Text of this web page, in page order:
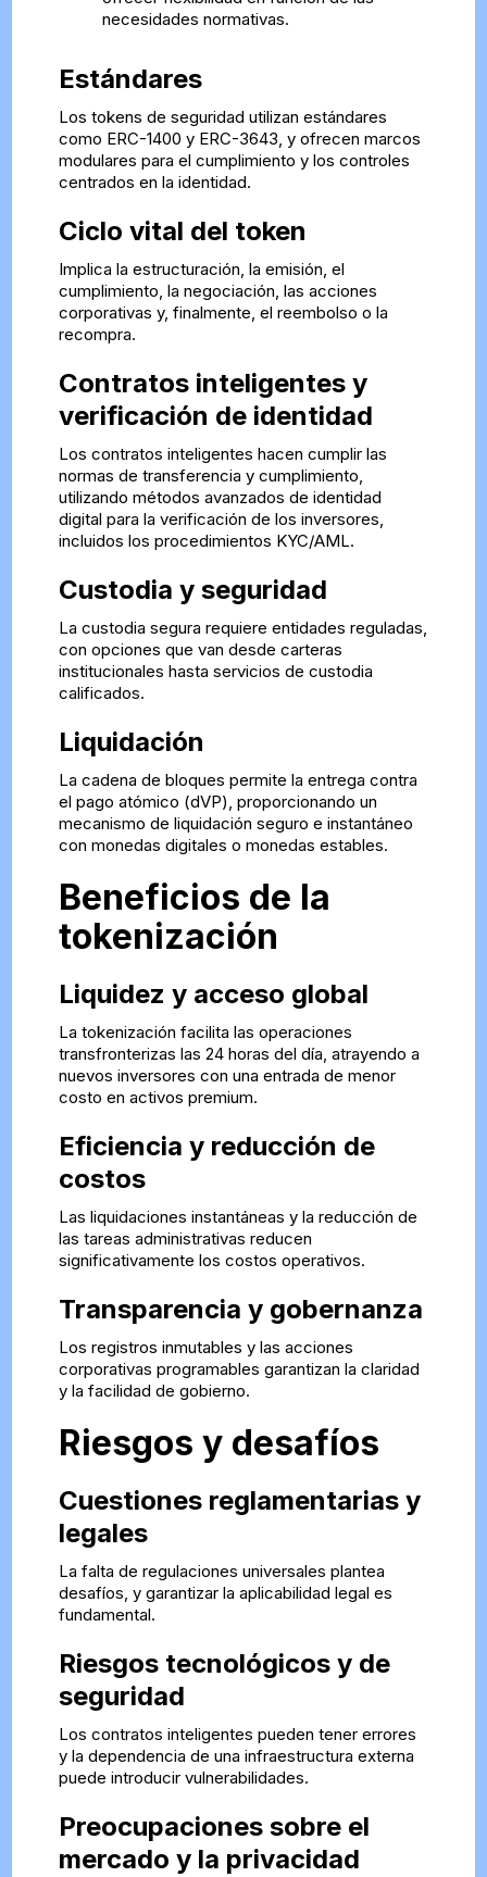
necesidades normativas.
Estándares
Los tokens de seguridad utilizan estándares
como ERC-1400 y ERC-3643, y ofrecen marcos
modulares para el cumplimiento y los controles
centrados en la identidad.
Ciclo vital del token
Implica la estructuración, la emisión, el
cumplimiento, la negociación, las acciones
corporativas y, finalmente, el reembolso o la
recompra.
Contratos inteligentes y
verificación de identidad
Los contratos inteligentes hacen cumplir las
normas de transferencia y cumplimiento,
utilizando métodos avanzados de identidad
digital para la verificación de los inversores,
incluidos los procedimientos KYC/AML.
Custodia y seguridad
La custodia segura requiere entidades reguladas,
con opciones que van desde carteras
institucionales hasta servicios de custodia
calificados.
Liquidación
La cadena de bloques permite la entrega contra
el pago atómico (dVP), proporcionando un
mecanismo de liquidación seguro e instantáneo
con monedas digitales o monedas estables.
Beneficios de la
tokenización
Liquidez y acceso global
La tokenización facilita las operaciones
transfronterizas las 24 horas del día, atrayendo a
nuevos inversores con una entrada de menor
costo en activos premium.
Eficiencia y reducción de
costos
Las liquidaciones instantáneas y la reducción de
las tareas administrativas reducen
significativamente los costos operativos.
Transparencia y gobernanza
Los registros inmutables y las acciones
corporativas programables garantizan la claridad
y la facilidad de gobierno.
Riesgos y desafíos
Cuestiones reglamentarias y
legales
La falta de regulaciones universales plantea
desafíos, y garantizar la aplicabilidad legal es
fundamental.
Riesgos tecnológicos y de
seguridad
Los contratos inteligentes pueden tener errores
y la dependencia de una infraestructura externa
puede introducir vulnerabilidades.
Preocupaciones sobre el
mercado y la privacidad